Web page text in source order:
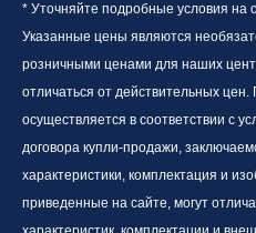
* Уточняйте подробные условия на
Указанные цены являются
розничными ценами для наших
отличаться от действительных
осуществляется в соответствии с
договора купли-продажи,
характеристики, комплектация и
приведенные на сайте, могут